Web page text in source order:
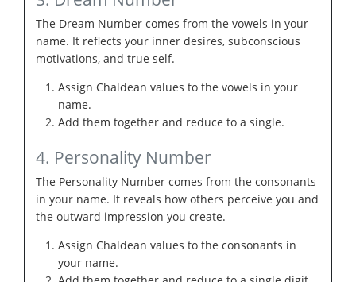
The Dream Number comes from the vowels in your
name. It reflects your inner desires, subconscious
motivations, and true self.
Assign Chaldean values to the vowels in your
name.
Add them together and reduce to a single.
4. Personality Number
The Personality Number comes from the consonants
in your name. It reveals how others perceive you and
the outward impression you create.
Assign Chaldean values to the consonants in
your name.